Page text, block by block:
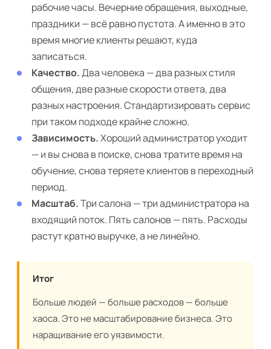
рабочие часы. Вечерние обращения, выходные,
праздники — всё равно пустота. А именно в это
время многие клиенты решают, куда
записаться.
Качество.Два человека — два разных стиля
общения, две разные скорости ответа, два
разных настроения. Стандартизировать сервис
при таком подходе крайне сложно.
Зависимость.Хороший администратор уходит
— и вы снова в поиске, снова тратите время на
обучение, снова теряете клиентов в переходный
период.
Масштаб.Три салона — три администратора на
входящий поток. Пять салонов — пять. Расходы
растут кратно выручке, а не линейно.
Итог
Больше людей — больше расходов — больше
хаоса. Это не масштабирование бизнеса. Это
наращивание его уязвимости.